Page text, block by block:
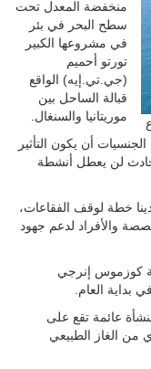
منخفضة المعدل تحت
سطح البحر في بئر
في مشروعها الكبير
تورتو أحميم
(جي.تي.إيه) الواقع
قبالة الساحل بين
موريتانيا والسنغال.
أن يكون التأثير
لن يعطل أنشطة
خطة لوقف الفقاعات،
والأفراد لدعم جهود
كوزموس إنرجي
بداية العام.
عائمة تقع على
2.3 مليون طن متري من الغاز الطبيعي